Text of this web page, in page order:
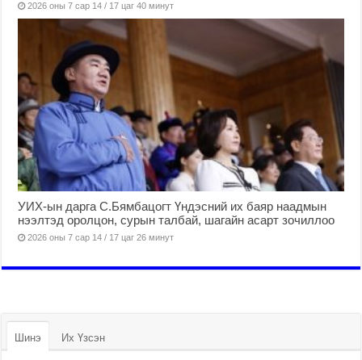
2026 оны 7 сар 14 / 17 цаг 40 минут
УИХ-ын дарга С.Бямбацогт Үндэсний их баяр наадмын
нээлтэд оролцон, сурын талбай, шагайн асарт зочиллоо
2026 оны 7 сар 14 / 17 цаг 26 минут
Шинэ Их Үзсэн